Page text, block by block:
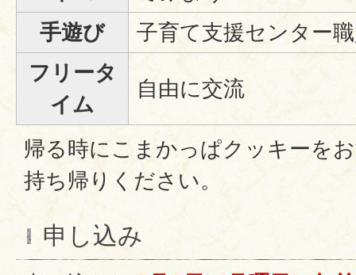
手遊び
子育て支援センター
フリータ
イム
自由に交流
帰る時にこまかっぱクッキーを
持ち帰りください。
申し込み